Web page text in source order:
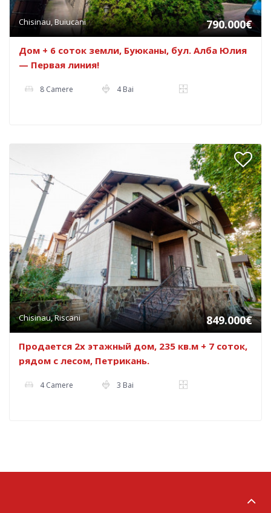
Chisinau, Buiucani 790.000€
Дом + 6 соток земли, Буюканы, бул. Алба Юлия
— Первая линия!
8 Camere 4 Bai
Chisinau, Riscani 849.000€
Продается 2х этажный дом, 235 кв.м + 7 соток,
рядом с лесом, Петрикань.
4 Camere 3 Bai